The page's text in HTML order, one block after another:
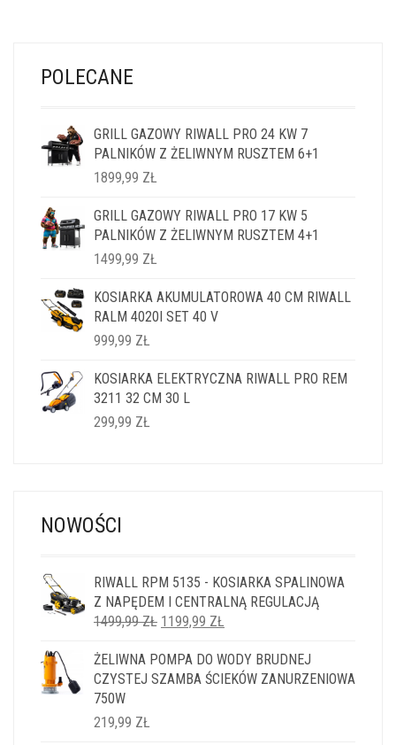
POLECANE
GRILL GAZOWY RIWALL PRO 24 KW 7
PALNIKÓW Z ŻELIWNYM RUSZTEM 6+1
1899,99 ZŁ
GRILL GAZOWY RIWALL PRO 17 KW 5
PALNIKÓW Z ŻELIWNYM RUSZTEM 4+1
1499,99 ZŁ
KOSIARKA AKUMULATOROWA 40 CM RIWALL
RALM 4020I SET 40 V
999,99 ZŁ
KOSIARKA ELEKTRYCZNA RIWALL PRO REM
3211 32 CM 30 L
299,99 ZŁ
NOWOŚCI
RIWALL RPM 5135 - KOSIARKA SPALINOWA
Z NAPĘDEM I CENTRALNĄ REGULACJĄ
1499,99ZŁ PIERWOTNA
WYNOSIŁA:
1499,99 ZŁ.
1199,99 ZŁ
WYNOSI:
1199,99 ZŁ.
ŻELIWNA POMPA DO WODY BRUDNEJ
CZYSTEJ SZAMBA ŚCIEKÓW ZANURZENIOWA
750W
219,99 ZŁ